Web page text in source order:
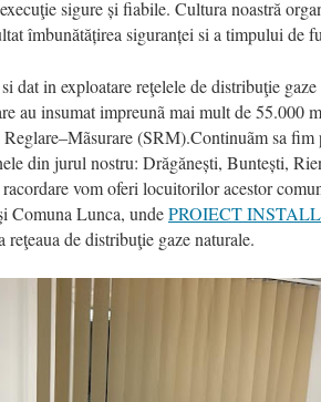
sigure și fiabile. Cultura noastră
îmbunătățirea siguranței si a timpului de
dat in exploatare reţelele de distribuţie
au insumat impreunã mai mult de 55.000
(SRM).Continuãm sa fim
din jurul nostru: Drăgănești, Buntești,
vom oferi locuitorilor acestor
Comuna Lunca, undePROIECT
de distribuţie gaze naturale.